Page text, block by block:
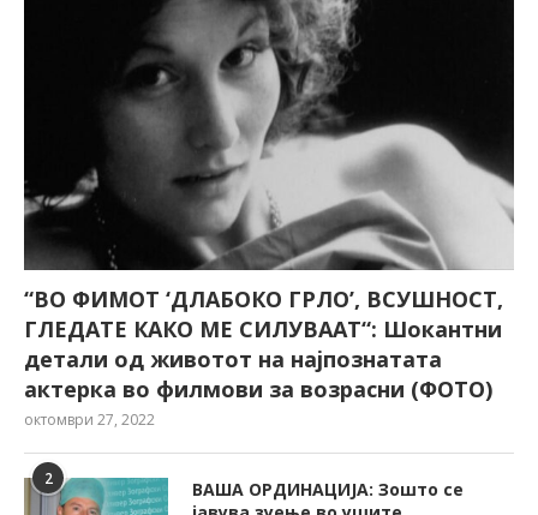
“ВО ФИМОТ ‘ДЛАБОКО ГРЛО’, ВСУШНОСТ,
ГЛЕДАТЕ КАКО МЕ СИЛУВААТ“: Шокантни
детали од животот на најпознатата
актерка во филмови за возрасни (ФОТО)
октомври 27, 2022
2
ВАША ОРДИНАЦИЈА: Зошто се